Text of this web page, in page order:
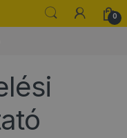
0